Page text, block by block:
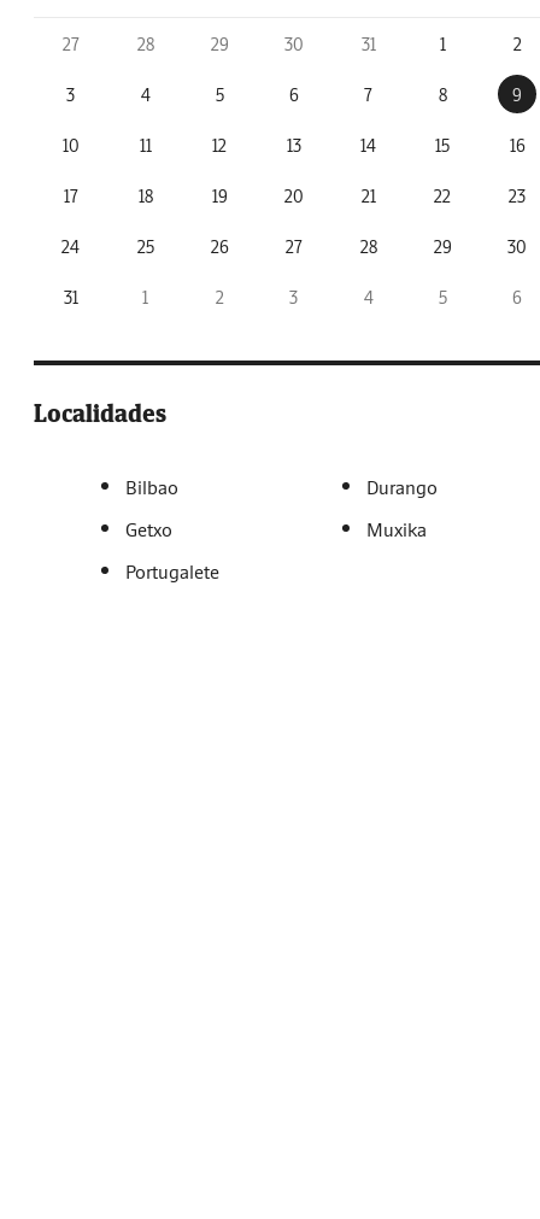
27 28 29 30 31 1 2
3 4 5 6 7 8 9
10 11 12 13 14 15 16
17 18 19 20 21 22 23
24 25 26 27 28 29 30
31 1 2 3 4 5 6
Localidades
Bilbao
Durango
Getxo
Muxika
Portugalete